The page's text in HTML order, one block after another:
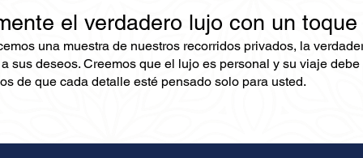
el verdadero lujo con un
una muestra de nuestros recorridos privados, la
sus deseos. Creemos que el lujo es personal y su viaje
de que cada detalle esté pensado solo para usted.